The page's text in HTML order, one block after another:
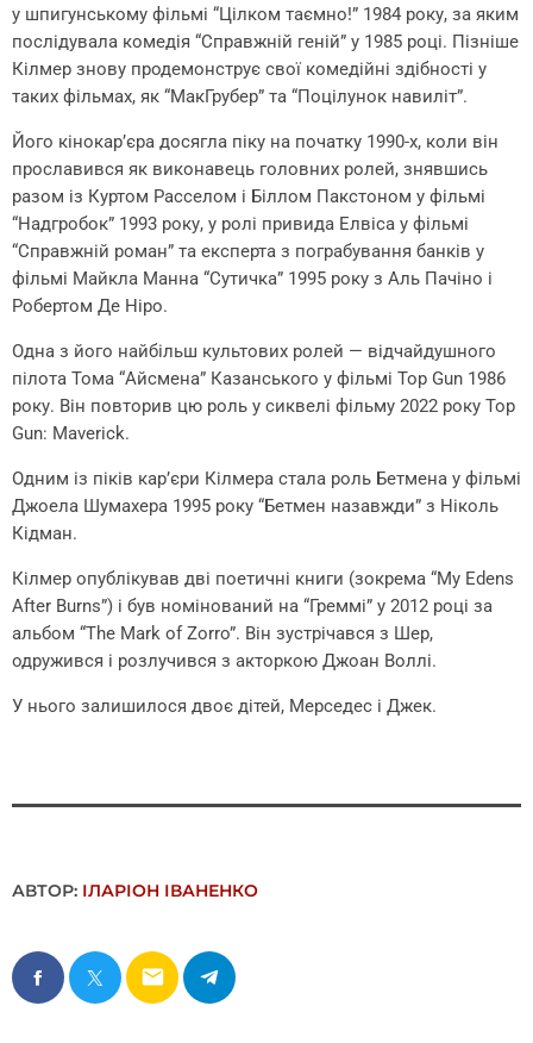
у шпигунському фільмі “Цілком таємно!” 1984 року, за яким
послідувала комедія “Справжній геній” у 1985 році. Пізніше
Кілмер знову продемонструє свої комедійні здібності у
таких фільмах, як “МакГрубер” та “Поцілунок навиліт”.
Його кінокар’єра досягла піку на початку 1990-х, коли він
прославився як виконавець головних ролей, знявшись
разом із Куртом Расселом і Біллом Пакстоном у фільмі
“Надгробок” 1993 року, у ролі привида Елвіса у фільмі
“Справжній роман” та експерта з пограбування банків у
фільмі Майкла Манна “Сутичка” 1995 року з Аль Пачіно і
Робертом Де Ніро.
Одна з його найбільш культових ролей — відчайдушного
пілота Тома “Айсмена” Казанського у фільмі Top Gun 1986
року. Він повторив цю роль у сиквелі фільму 2022 року Top
Gun: Maverick.
Одним із піків кар’єри Кілмера стала роль Бетмена у фільмі
Джоела Шумахера 1995 року “Бетмен назавжди” з Ніколь
Кідман.
Кілмер опублікував дві поетичні книги (зокрема “My Edens
After Burns”) і був номінований на “Греммі” у 2012 році за
альбом “The Mark of Zorro”. Він зустрічався з Шер,
одружився і розлучився з акторкою Джоан Воллі.
У нього залишилося двоє дітей, Мерседес і Джек.
АВТОР: ІЛАРІОН ІВАНЕНКО
email